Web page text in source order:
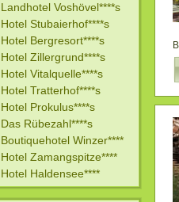
Landhotel Voshövel****s
Hotel Stubaierhof****s
Hotel Bergresort****s
Hotel Zillergrund****s
Hotel Vitalquelle****s
Hotel Tratterhof****s
Hotel Prokulus****s
Das Rübezahl****s
Boutiquehotel Winzer****
Hotel Zamangspitze****
Hotel Haldensee****